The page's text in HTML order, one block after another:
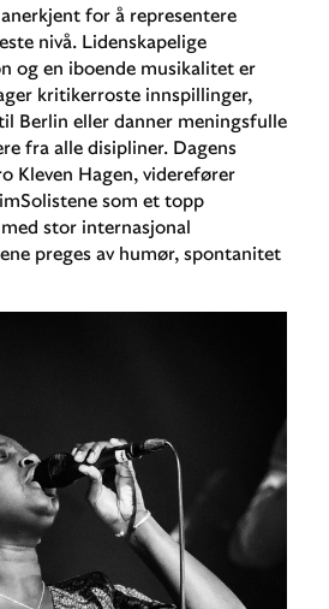
for å representere
nivå. Lidenskapelige
og en iboende musikalitet er
kritikerroste innspillinger,
Berlin eller danner meningsfulle
fra alle disipliner. Dagens
Kleven Hagen, viderefører
som et topp
stor internasjonal
preges av humør, spontanitet